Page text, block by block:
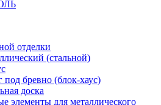
отделки
(стальной)
под бревно (блок-хаус)
доска
элементы для металлического